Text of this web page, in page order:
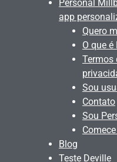
Personal
app
Quero
O que
Termos
Sou
Contato
Sou
Blog
Teste Deville